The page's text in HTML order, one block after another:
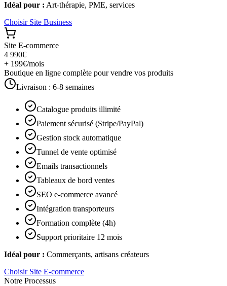
Idéal pour : Art-thérapie, PME, services
Choisir Site Business
Site E-commerce
4 990€
+ 199€/mois
Boutique en ligne complète pour vendre vos produits
Livraison : 6-8 semaines
Catalogue produits illimité
Paiement sécurisé (Stripe/PayPal)
Gestion stock automatique
Tunnel de vente optimisé
Emails transactionnels
Tableaux de bord ventes
SEO e-commerce avancé
Intégration transporteurs
Formation complète (4h)
Support prioritaire 12 mois
Idéal pour : Commerçants, artisans créateurs
Choisir Site E-commerce
Notre Processus